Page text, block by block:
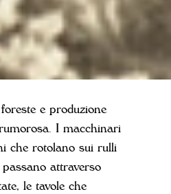
e produzione
I macchinari
che rotolano sui rulli
attraverso
le tavole che